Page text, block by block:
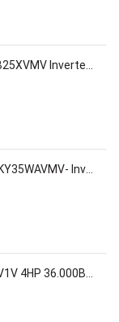
Daikin FTKB25XVMV/RKB25XVMV Inverter 1 HP
Daikin FTKY35WAVMV/RKY35WAVMV- Inverter –Cao c...
Tủ đứng Daikin FVC100AV1V 4HP 36.000BTU